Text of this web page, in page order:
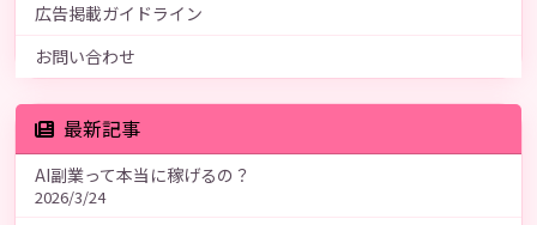
広告掲載ガイドライン
お問い合わせ
最新記事
AI副業って本当に稼げるの？
2026/3/24